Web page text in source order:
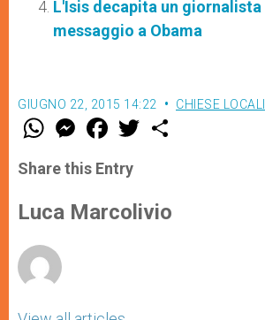
L'Isis decapita un
messaggio a Obama
GIUGNO 22, 2015 14:22 CHIESE LOCALI
W
t
s
p
p
M
e
s
e
g
e
F
a
e
b
o
k
w
r
Share this Entry
Luca Marcolivio